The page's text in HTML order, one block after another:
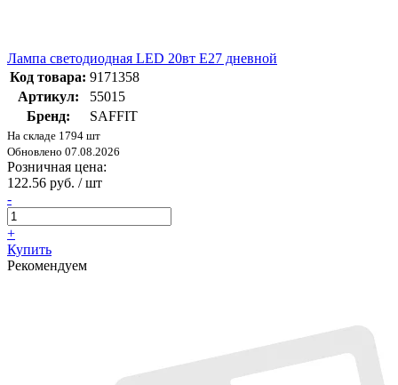
Лампа светодиодная LED 20вт Е27 дневной
Код товара: 9171358
Артикул:
55015
Бренд:
SAFFIT
На складе 1794 шт
Обновлено 07.08.2026
Розничная цена:
122.56 руб. / шт
-
+
Купить
Рекомендуем